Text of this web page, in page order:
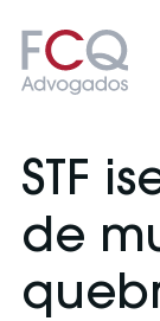
STF
de